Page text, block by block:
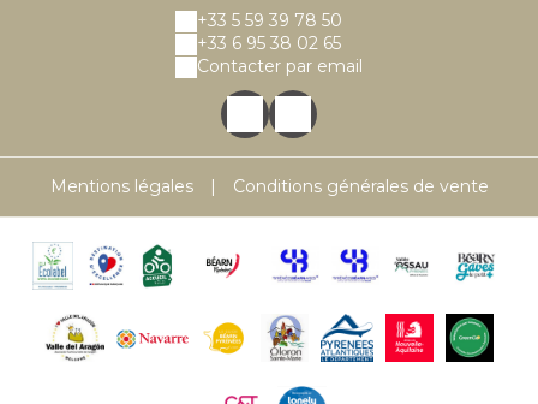
+33 5 59 39 78 50
+33 6 95 38 02 65
Contacter par email
Mentions légales | Conditions générales de vente